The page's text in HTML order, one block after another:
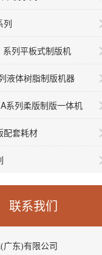
列
系列平板式制版机
液体树脂制版机器
系列柔版制版一体机
配套耗材
联系我们
广东)有限公司